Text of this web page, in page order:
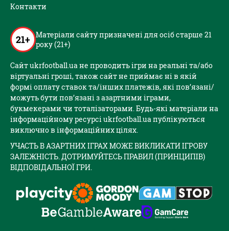
Контакти
21+ Матеріали сайту призначені для осіб старше 21
року (21+)
Сайт ukrfootball.ua не проводить ігри на реальні та/або
віртуальні гроші, також сайт не приймає ні в якій
формі оплату ставок та/інших платежів, які пов’язані/
можуть бути пов’язані з азартними іграми,
букмекерами чи тоталізаторами. Будь-які матеріали на
інформаційному ресурсі ukrfootball.ua публікуються
виключно в інформаційних цілях.
УЧАСТЬ В АЗАРТНИХ ІГРАХ МОЖЕ ВИКЛИКАТИ ІГРОВУ
ЗАЛЕЖНІСТЬ. ДОТРИМУЙТЕСЬ ПРАВИЛ (ПРИНЦИПІВ)
ВІДПОВІДАЛЬНОЇ ГРИ.